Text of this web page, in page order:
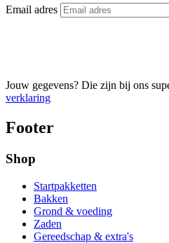
Email adres
Jouw gegevens? Die zijn bij ons
verklaring
Footer
Shop
Startpakketten
Bakken
Grond & voeding
Zaden
Gereedschap & extra's